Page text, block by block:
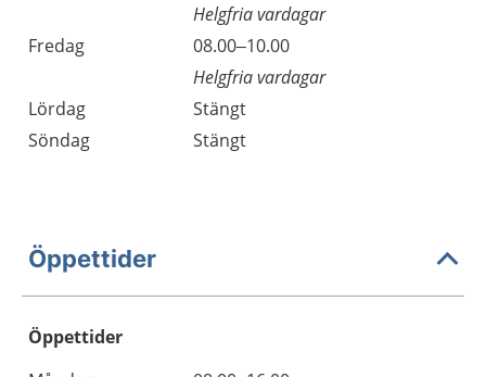
Helgfria vardagar
Fredag
08.00–10.00
Helgfria vardagar
Lördag
Stängt
Söndag
Stängt
Öppettider
Öppettider